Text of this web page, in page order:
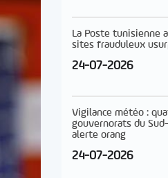
La Poste tunisienne
sites frauduleux
24-07-2026
Vigilance météo :
gouvernorats du
alerte orang
24-07-2026